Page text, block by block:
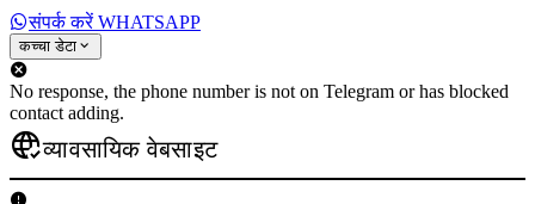
संपर्क करें WHATSAPP
कच्चा डेटा
No response, the phone number is not on Telegram or has blocked
contact adding.
व्यावसायिक वेबसाइट